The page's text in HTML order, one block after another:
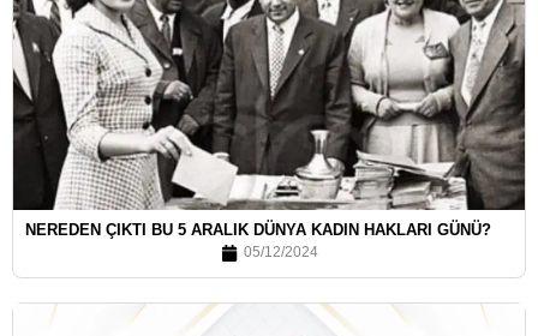
NEREDEN ÇIKTI BU 5 ARALIK DÜNYA KADIN HAKLARI GÜNÜ?
05/12/2024